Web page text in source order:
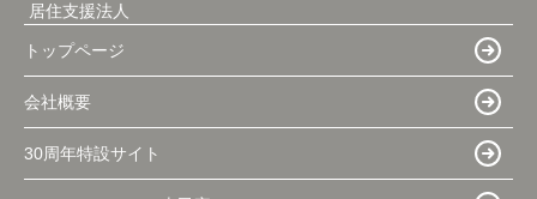
居住支援法人
トップページ
会社概要
30周年特設サイト